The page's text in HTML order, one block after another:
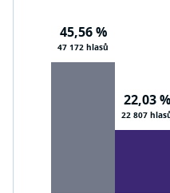
45,56 %
47 172 hlasů
22,03 %
22 807